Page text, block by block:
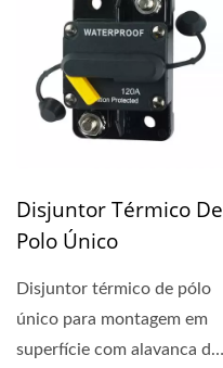
Disjuntor Térmico De
Polo Único
Disjuntor térmico de pólo
único para montagem em
superfície com alavanca de